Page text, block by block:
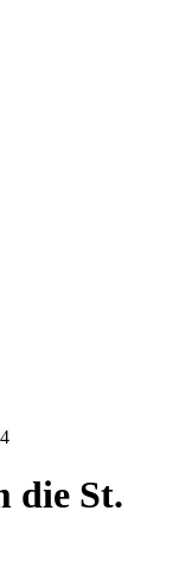
die St.